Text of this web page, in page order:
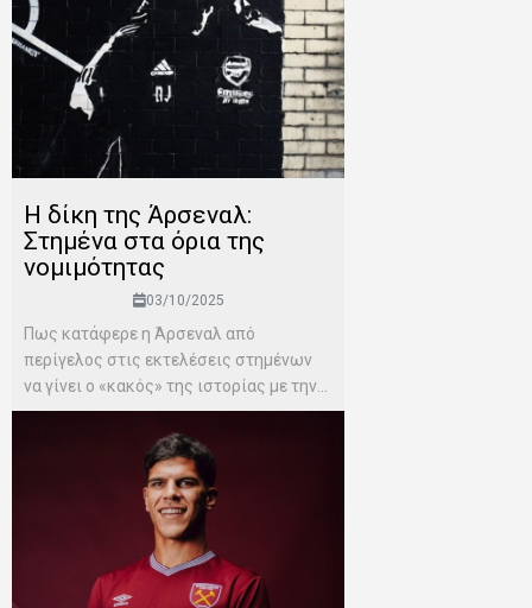
Η δίκη της Άρσεναλ:
Στημένα στα όρια της
νομιμότητας
03/10/2025
Πως κατάφερε η Άρσεναλ από
περίγελος στις εκτελέσεις στημένων
να γίνει ο «κακός» της ιστορίας με την...